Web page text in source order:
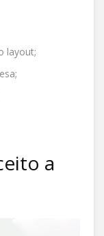
layout;
a